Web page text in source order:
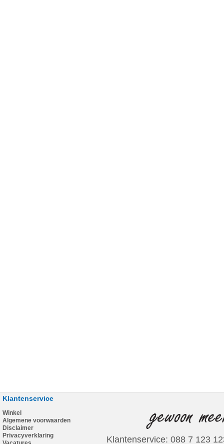
Klantenservice
Winkel
Algemene voorwaarden
Disclaimer
Privacyverklaring
Klantenservice: 088 7 123